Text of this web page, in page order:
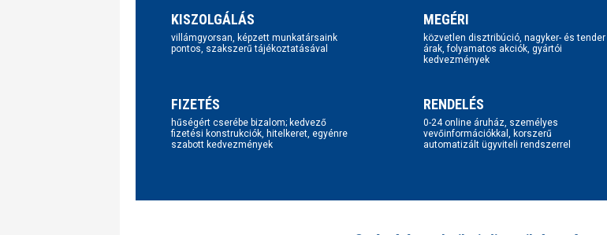
KISZOLGÁLÁS
villámgyorsan, képzett munkatársaink
pontos, szakszerű tájékoztatásával
MEGÉRI
közvetlen disztribúció, nagyker- és tender
árak, folyamatos akciók, gyártói
kedvezmények
FIZETÉS
hűségért cserébe bizalom; kedvező
fizetési konstrukciók, hitelkeret, egyénre
szabott kedvezmények
RENDELÉS
0-24 online áruház, személyes
vevőinformációkkal, korszerű
automatizált ügyviteli rendszerrel